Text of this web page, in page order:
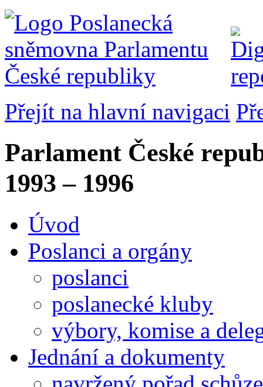
Přejít na hlavní navigaci
Parlament České
1993 – 1996
Úvod
Poslanci a orgány
poslanci
poslanecké kluby
výbory, komise a
Jednání a dokumenty